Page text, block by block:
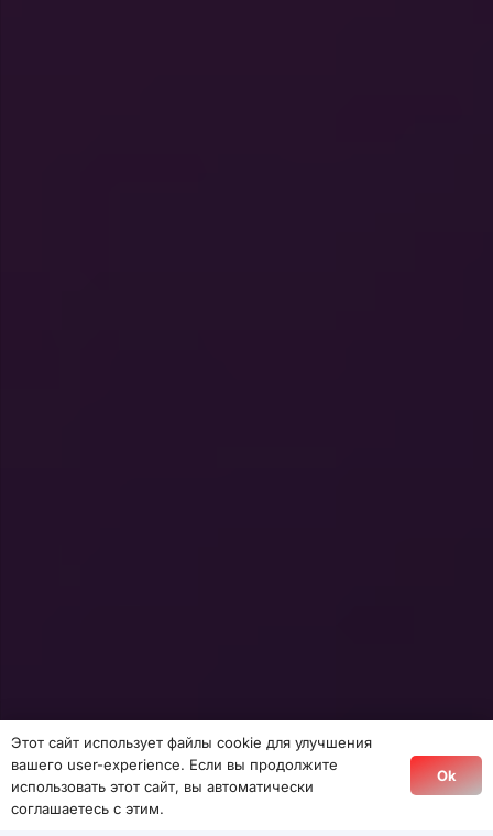
Этот сайт использует файлы cookie для улучшения
вашего user-experience. Если вы продолжите
использовать этот сайт, вы автоматически
соглашаетесь с этим.
Ok